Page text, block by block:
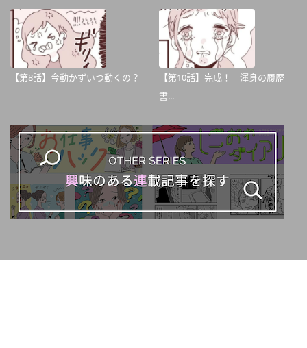
【第8話】今動かずいつ動くの？
【第10話】完成！ 渾身の履歴
書...